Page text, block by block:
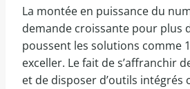
La montée en puissance du
demande croissante pour plus
poussent les solutions comme
exceller. Le fait de s’affranchir
et de disposer d’outils intégrés